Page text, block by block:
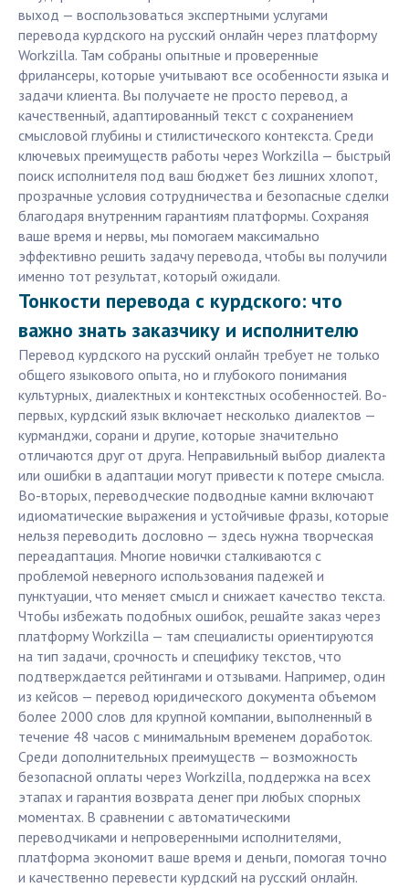
выход — воспользоваться экспертными услугами
перевода курдского на русский онлайн через платформу
Workzilla. Там собраны опытные и проверенные
фрилансеры, которые учитывают все особенности языка и
задачи клиента. Вы получаете не просто перевод, а
качественный, адаптированный текст с сохранением
смысловой глубины и стилистического контекста. Среди
ключевых преимуществ работы через Workzilla — быстрый
поиск исполнителя под ваш бюджет без лишних хлопот,
прозрачные условия сотрудничества и безопасные сделки
благодаря внутренним гарантиям платформы. Сохраняя
ваше время и нервы, мы помогаем максимально
эффективно решить задачу перевода, чтобы вы получили
именно тот результат, который ожидали.
Тонкости перевода с курдского: что
важно знать заказчику и исполнителю
Перевод курдского на русский онлайн требует не только
общего языкового опыта, но и глубокого понимания
культурных, диалектных и контекстных особенностей. Во-
первых, курдский язык включает несколько диалектов —
курманджи, сорани и другие, которые значительно
отличаются друг от друга. Неправильный выбор диалекта
или ошибки в адаптации могут привести к потере смысла.
Во-вторых, переводческие подводные камни включают
идиоматические выражения и устойчивые фразы, которые
нельзя переводить дословно — здесь нужна творческая
переадаптация. Многие новички сталкиваются с
проблемой неверного использования падежей и
пунктуации, что меняет смысл и снижает качество текста.
Чтобы избежать подобных ошибок, решайте заказ через
платформу Workzilla — там специалисты ориентируются
на тип задачи, срочность и специфику текстов, что
подтверждается рейтингами и отзывами. Например, один
из кейсов — перевод юридического документа объемом
более 2000 слов для крупной компании, выполненный в
течение 48 часов с минимальным временем доработок.
Среди дополнительных преимуществ — возможность
безопасной оплаты через Workzilla, поддержка на всех
этапах и гарантия возврата денег при любых спорных
моментах. В сравнении с автоматическими
переводчиками и непроверенными исполнителями,
платформа экономит ваше время и деньги, помогая точно
и качественно перевести курдский на русский онлайн.